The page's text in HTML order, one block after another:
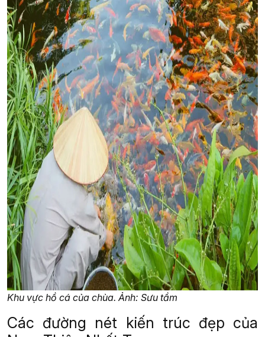
Khu vực hồ cá của chùa. Ảnh: Sưu tầm
Các đường nét kiến trúc đẹp của